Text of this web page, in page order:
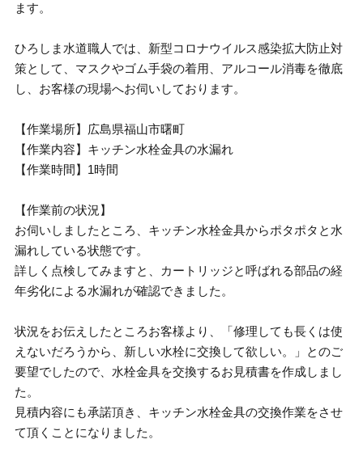
ます。
ひろしま水道職人では、新型コロナウイルス感染拡大防止対
策として、マスクやゴム手袋の着用、アルコール消毒を徹底
し、お客様の現場へお伺いしております。
【作業場所】広島県福山市曙町
【作業内容】キッチン水栓金具の水漏れ
【作業時間】1時間
【作業前の状況】
お伺いしましたところ、キッチン水栓金具からポタポタと水
漏れしている状態です。
詳しく点検してみますと、カートリッジと呼ばれる部品の経
年劣化による水漏れが確認できました。
状況をお伝えしたところお客様より、「修理しても長くは使
えないだろうから、新しい水栓に交換して欲しい。」とのご
要望でしたので、水栓金具を交換するお見積書を作成しまし
た。
見積内容にも承諾頂き、キッチン水栓金具の交換作業をさせ
て頂くことになりました。